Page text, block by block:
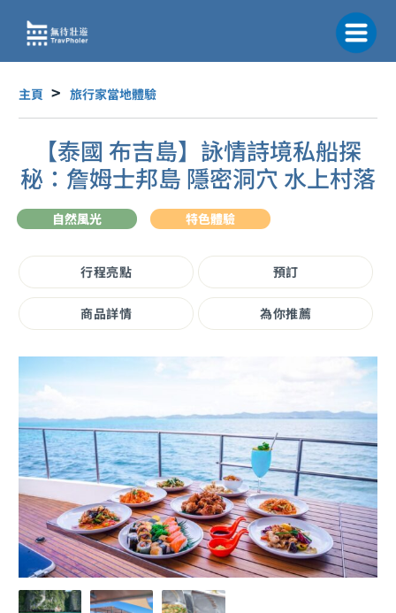
要
主頁 旅行家當地體驗
【泰國 布吉島】詠情詩境私船探
秘：詹姆士邦島 隱密洞穴 水上村落
自然風光 特色體驗
行程亮點 預訂
商品詳情 為你推薦